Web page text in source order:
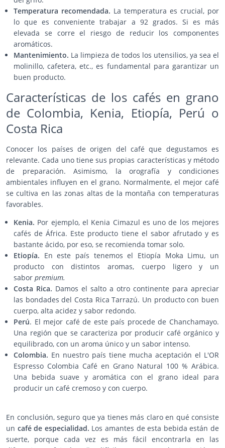
Temperatura recomendada. La temperatura es crucial, por
lo que es conveniente trabajar a 92 grados. Si es más
elevada se corre el riesgo de reducir los componentes
aromáticos.
Mantenimiento. La limpieza de todos los utensilios, ya sea el
molinillo, cafetera, etc., es fundamental para garantizar un
buen producto.
Características de los cafés en grano
de Colombia, Kenia, Etiopía, Perú o
Costa Rica
Conocer los países de origen del café que degustamos es
relevante. Cada uno tiene sus propias características y método
de preparación. Asimismo, la orografía y condiciones
ambientales influyen en el grano. Normalmente, el mejor café
se cultiva en las zonas altas de la montaña con temperaturas
favorables.
Kenia. Por ejemplo, el Kenia Cimazul es uno de los mejores
cafés de África. Este producto tiene el sabor afrutado y es
bastante ácido, por eso, se recomienda tomar solo.
Etiopía. En este país tenemos el Etiopía Moka Limu, un
producto con distintos aromas, cuerpo ligero y un
sabor premium.
Costa Rica. Damos el salto a otro continente para apreciar
las bondades del Costa Rica Tarrazú. Un producto con buen
cuerpo, alta acidez y sabor redondo.
Perú. El mejor café de este país procede de Chanchamayo.
Una región que se caracteriza por producir café orgánico y
equilibrado, con un aroma único y un sabor intenso.
Colombia. En nuestro país tiene mucha aceptación el L'OR
Espresso Colombia Café en Grano Natural 100 % Arábica.
Una bebida suave y aromática con el grano ideal para
producir un café cremoso y con cuerpo.
En conclusión, seguro que ya tienes más claro en qué consiste
un café de especialidad. Los amantes de esta bebida están de
suerte, porque cada vez es más fácil encontrarla en las